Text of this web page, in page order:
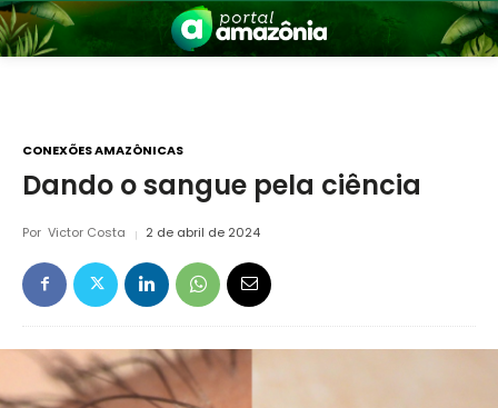
CONEXÕES AMAZÔNICAS
Dando o sangue pela ciência
Por Victor Costa 2 de abril de 2024